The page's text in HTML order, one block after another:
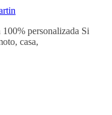
personalizada Si
casa,